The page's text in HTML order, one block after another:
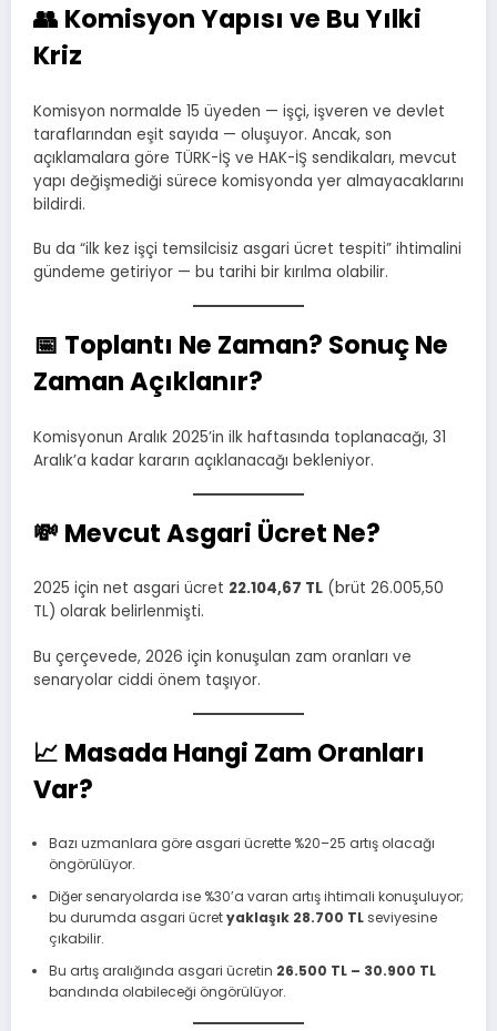
👥 Komisyon Yapısı ve Bu Yılki
Kriz
Komisyon normalde 15 üyeden — işçi, işveren ve devlet
taraflarından eşit sayıda — oluşuyor. Ancak, son
açıklamalara göre TÜRK-İŞ ve HAK-İŞ sendikaları, mevcut
yapı değişmediği sürece komisyonda yer almayacaklarını
bildirdi.
Bu da “ilk kez işçi temsilcisiz asgari ücret tespiti” ihtimalini
gündeme getiriyor — bu tarihi bir kırılma olabilir.
📅 Toplantı Ne Zaman? Sonuç Ne
Zaman Açıklanır?
Komisyonun Aralık 2025’in ilk haftasında toplanacağı, 31
Aralık’a kadar kararın açıklanacağı bekleniyor.
💸 Mevcut Asgari Ücret Ne?
2025 için net asgari ücret 22.104,67 TL (brüt 26.005,50
TL) olarak belirlenmişti.
Bu çerçevede, 2026 için konuşulan zam oranları ve
senaryolar ciddi önem taşıyor.
📈 Masada Hangi Zam Oranları
Var?
Bazı uzmanlara göre asgari ücrette %20–25 artış olacağı
öngörülüyor.
Diğer senaryolarda ise %30’a varan artış ihtimali konuşuluyor;
bu durumda asgari ücretyaklaşık 28.700 TLseviyesine
çıkabilir.
Bu artış aralığında asgari ücretin 26.500 TL – 30.900 TL
bandında olabileceği öngörülüyor.